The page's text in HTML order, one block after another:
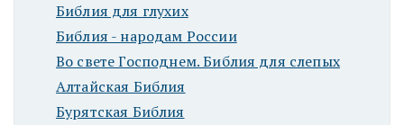
Библия для глухих
Библия - народам России
Во свете Господнем. Библия для слепых
Алтайская Библия
Бурятская Библия